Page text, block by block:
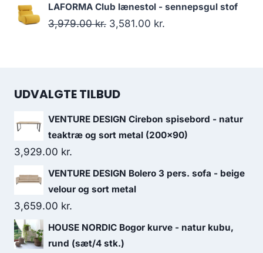
LAFORMA Club lænestol - sennepsgul stof
3,979.00kr. 3,581.00 kr.
UDVALGTE TILBUD
VENTURE DESIGN Cirebon spisebord - natur
teaktræ og sort metal (200x90)
3,929.00 kr.
VENTURE DESIGN Bolero 3 pers. sofa - beige
velour og sort metal
3,659.00 kr.
HOUSE NORDIC Bogor kurve - natur kubu,
rund (sæt/4 stk.)